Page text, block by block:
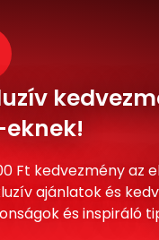
eknek!
Ft kedvezmény az
ajánlatok és
és inspiráló